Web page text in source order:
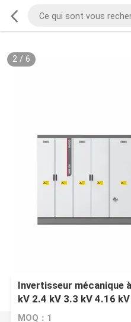
2/ 6
Invertisseur mécanique
kV 2.4 kV 3.3 kV 4.16
19.8 Série
MOQ：1